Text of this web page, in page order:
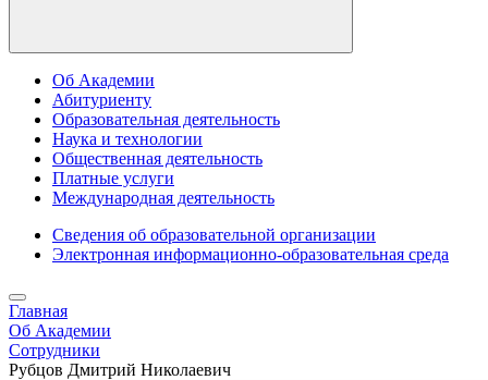
Об Академии
Абитуриенту
Образовательная деятельность
Наука и технологии
Общественная деятельность
Платные услуги
Международная деятельность
Сведения об образовательной организации
Электронная информационно-образовательная среда
Главная
Об Академии
Сотрудники
Рубцов Дмитрий Николаевич